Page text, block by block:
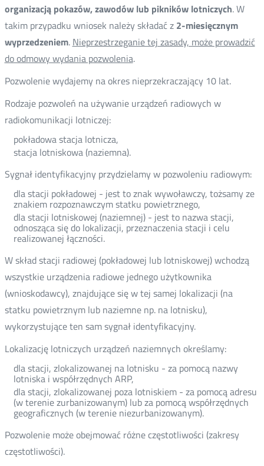
organizacją pokazów, zawodów lub pikników lotniczych. W
takim przypadku wniosek należy składać z 2-miesięcznym
wyprzedzeniem. Nieprzestrzeganie tej zasady, może prowadzić
do odmowy wydania pozwolenia.
Pozwolenie wydajemy na okres nieprzekraczający 10 lat.
Rodzaje pozwoleń na używanie urządzeń radiowych w
radiokomunikacji lotniczej:
pokładowa stacja lotnicza,
stacja lotniskowa (naziemna).
Sygnał identyfikacyjny przydzielamy w pozwoleniu radiowym:
dla stacji pokładowej - jest to znak wywoławczy, tożsamy ze
znakiem rozpoznawczym statku powietrznego,
dla stacji lotniskowej (naziemnej) - jest to nazwa stacji,
odnosząca się do lokalizacji, przeznaczenia stacji i celu
realizowanej łączności.
W skład stacji radiowej (pokładowej lub lotniskowej) wchodzą
wszystkie urządzenia radiowe jednego użytkownika
(wnioskodawcy), znajdujące się w tej samej lokalizacji (na
statku powietrznym lub naziemne np. na lotnisku),
wykorzystujące ten sam sygnał identyfikacyjny.
Lokalizację lotniczych urządzeń naziemnych określamy:
dla stacji, zlokalizowanej na lotnisku - za pomocą nazwy
lotniska i współrzędnych ARP,
dla stacji, zlokalizowanej poza lotniskiem - za pomocą adresu
(w terenie zurbanizowanym) lub za pomocą współrzędnych
geograficznych (w terenie niezurbanizowanym).
Pozwolenie może obejmować różne częstotliwości (zakresy
częstotliwości).